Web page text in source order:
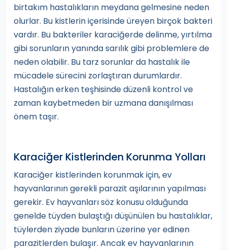
birtakım hastalıkların meydana gelmesine neden
olurlar. Bu kistlerin içerisinde üreyen birçok bakteri
vardır. Bu bakteriler karaciğerde delinme, yırtılma
gibi sorunların yanında sarılık gibi problemlere de
neden olabilir. Bu tarz sorunlar da hastalık ile
mücadele sürecini zorlaştıran durumlardır.
Hastalığın erken teşhisinde düzenli kontrol ve
zaman kaybetmeden bir uzmana danışılması
önem taşır.
Karaciğer Kistlerinden Korunma Yolları
Karaciğer kistlerinden korunmak için, ev
hayvanlarının gerekli parazit aşılarının yapılması
gerekir. Ev hayvanları söz konusu olduğunda
genelde tüyden bulaştığı düşünülen bu hastalıklar,
tüylerden ziyade bunların üzerine yer edinen
parazitlerden bulaşır. Ancak ev hayvanlarının